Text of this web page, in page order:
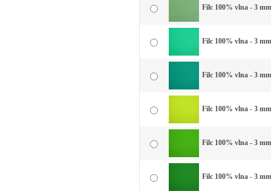
Filc 100% vlna - 3
Filc 100% vlna - 3
Filc 100% vlna - 3
Filc 100% vlna - 3
Filc 100% vlna - 3
Filc 100% vlna - 3